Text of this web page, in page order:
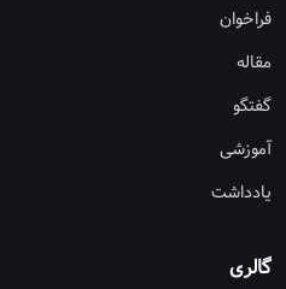
فراخوان
مقاله
گفتگو
آموزشی
یادداشت
گالری